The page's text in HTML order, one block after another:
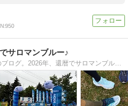
950
サロマンブルー♪
走歴23年の女子ランナーのブログ。2026年、還暦でサロマンブルー達成しました。マラソンへの挑戦はまだまだ続きます。応援してください。